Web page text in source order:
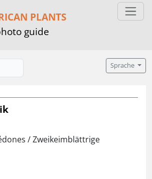
PLANTS
guide
Sprache
/ Zweikeimblättrige